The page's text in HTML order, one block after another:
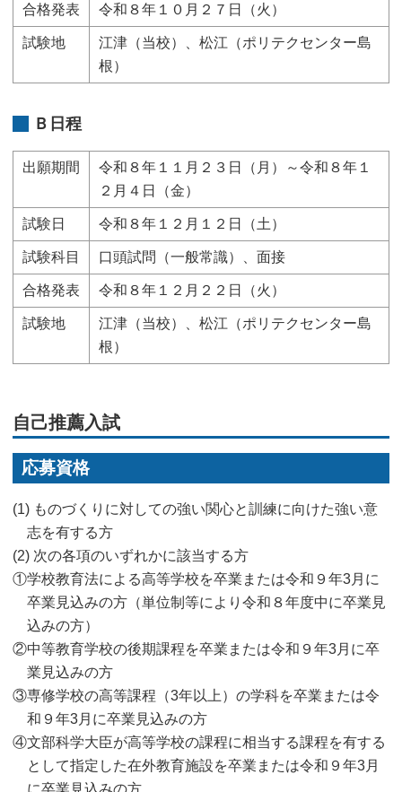
合格発表 令和８年１０月２７日（火）
試験地
江津（当校）、松江（ポリテクセンター島
根）
Ｂ日程
出願期間
令和８年１１月２３日（月）～令和８年１
２月４日（金）
試験日 令和８年１２月１２日（土）
試験科目 口頭試問（一般常識）、面接
合格発表 令和８年１２月２２日（火）
試験地
江津（当校）、松江（ポリテクセンター島
根）
自己推薦入試
応募資格
(1) ものづくりに対しての強い関心と訓練に向けた強い意
志を有する方
(2) 次の各項のいずれかに該当する方
①学校教育法による高等学校を卒業または令和９年3月に
卒業見込みの方（単位制等により令和８年度中に卒業見
込みの方）
②中等教育学校の後期課程を卒業または令和９年3月に卒
業見込みの方
③専修学校の高等課程（3年以上）の学科を卒業または令
和９年3月に卒業見込みの方
④文部科学大臣が高等学校の課程に相当する課程を有する
として指定した在外教育施設を卒業または令和９年3月
に卒業見込みの方